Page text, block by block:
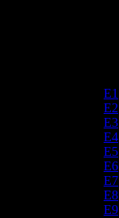
E1
E2
E3
E4
E5
E6
E7
E8
E9